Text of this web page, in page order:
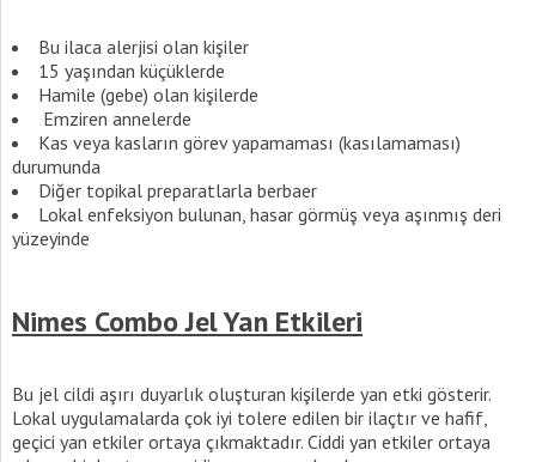
Bu ilaca alerjisi olan kişiler
15 yaşından küçüklerde
Hamile (gebe) olan kişilerde
Emziren annelerde
Kas veya kasların görev yapamaması (kasılamaması)
durumunda
Diğer topikal preparatlarla berbaer
Lokal enfeksiyon bulunan, hasar görmüş veya aşınmış deri
yüzeyinde
Nimes Combo Jel Yan Etkileri
Bu jel cildi aşırı duyarlık oluşturan kişilerde yan etki gösterir.
Lokal uygulamalarda çok iyi tolere edilen bir ilaçtır ve hafif,
geçici yan etkiler ortaya çıkmaktadır. Ciddi yan etkiler ortaya